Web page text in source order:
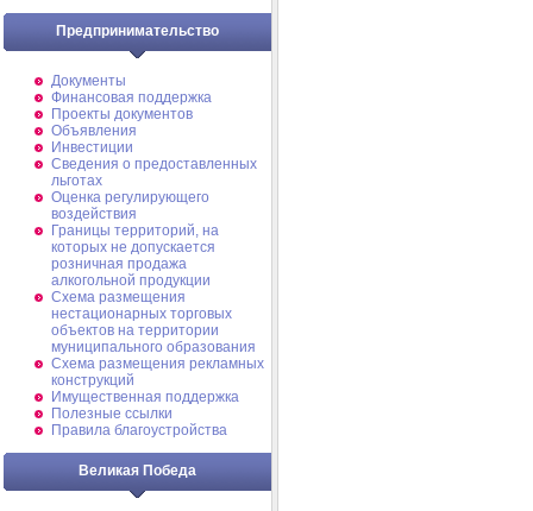
Предпринимательство
Документы
Финансовая поддержка
Проекты документов
Объявления
Инвестиции
Сведения о предоставленных
льготах
Оценка регулирующего
воздействия
Границы территорий, на
которых не допускается
розничная продажа
алкогольной продукции
Схема размещения
нестационарных торговых
объектов на территории
муниципального образования
Схема размещения рекламных
конструкций
Имущественная поддержка
Полезные ссылки
Правила благоустройства
Великая Победа